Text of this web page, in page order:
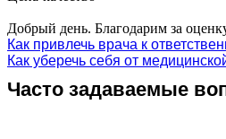
Добрый день. Благодарим за
Как привлечь врача к
Как уберечь себя от
Часто задаваемые